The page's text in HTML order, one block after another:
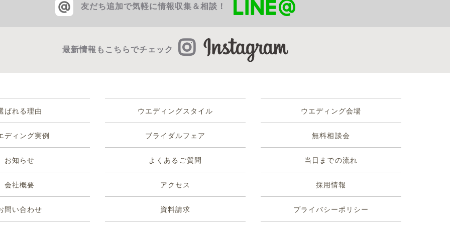
友だち追加で気軽に情報収集＆相談！
最新情報もこちらでチェック
ばれる理由 ウエディングスタイル ウエディング会場
ディング実例 ブライダルフェア 無料相談会
お知らせ よくあるご質問 当日までの流れ
会社概要 アクセス 採用情報
問い合わせ 資料請求 プライバシーポリシー